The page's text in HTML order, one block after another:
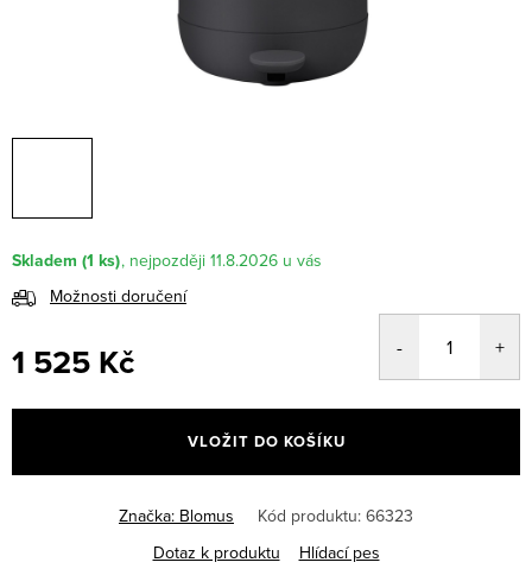
Skladem (1 ks)
11.8.2026
Možnosti doručení
1 525 Kč
cena:
VLOŽIT DO KOŠÍKU
Značka: Blomus Kód produktu: 66323
Dotaz k produktu
Hlídací pes